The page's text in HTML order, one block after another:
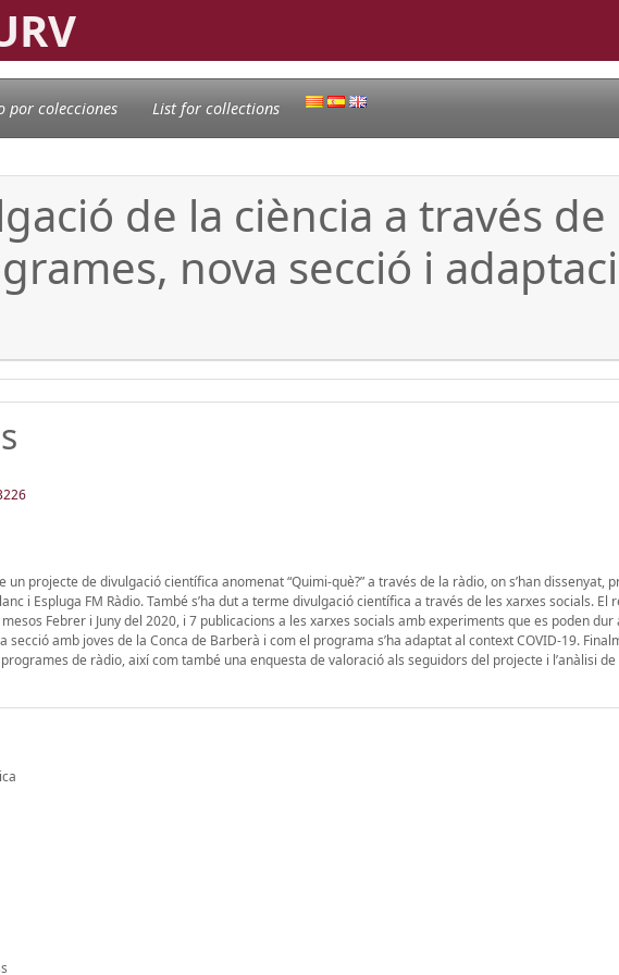
por colecciones List for collections
de la ciència a través
nova secció i
projecte de divulgació científica anomenat “Quimi-què?” a través de la ràdio, on s’han dissenyat,
i Espluga FM Ràdio. També s’ha dut a terme divulgació científica a través de les xarxes socials. El
Febrer i Juny del 2020, i 7 publicacions a les xarxes socials amb experiments que es poden dur
secció amb joves de la Conca de Barberà i com el programa s’ha adaptat al context COVID-19.
de ràdio, així com també una enquesta de valoració als seguidors del projecte i l’anàlisi de